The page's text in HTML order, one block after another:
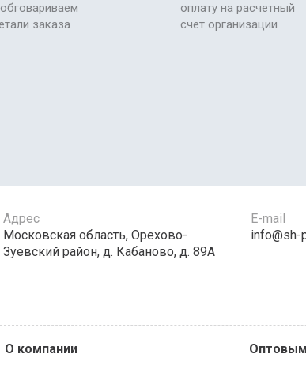
заказа
оплату на расчетный
счет организации
Адрес
Московская область, Орехово-
Зуевский район, д. Кабаново, д. 89А
E-mail
info@sh-
О компании